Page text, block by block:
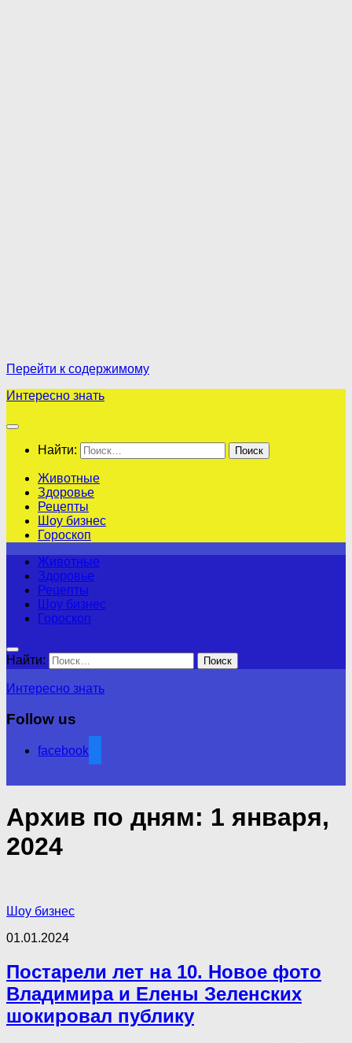
Перейти к содержимому
Интересно знать
Найти:
Животные
Здоровье
Рецепты
Шоу бизнес
Гороскоп
Животные
Здоровье
Рецепты
Шоу бизнес
Гороскоп
Найти:
Интересно знать
Follow us
facebook
Архив по дням: 1 января,
2024
Шоу бизнес
01.01.2024
Постарели лет на 10. Новое фото
Владимира и Елены Зеленских
шокировал публику